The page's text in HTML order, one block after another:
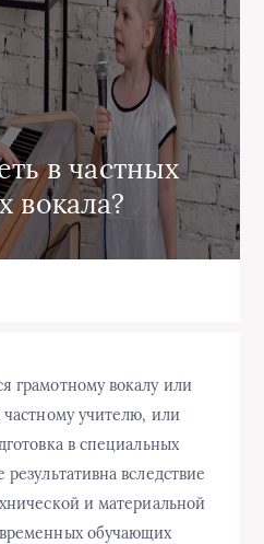
в частных
вокала?
грамотному вокалу или
частному учителю, или
в специальных
вследствие
и материальной
обучающих